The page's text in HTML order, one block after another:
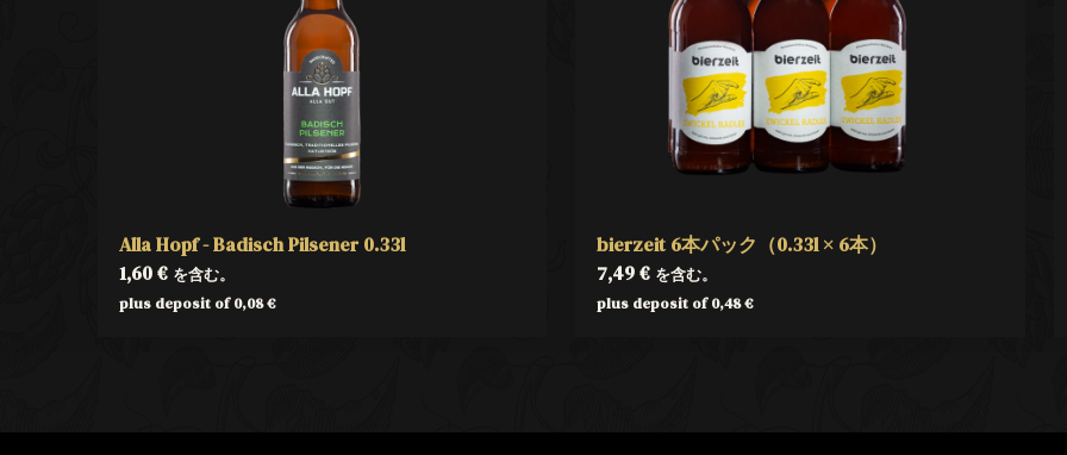
Alla Hopf - Badisch Pilsener 0.33l
1,60€ を含む。
plus deposit of0,08€
bierzeit 6本パック（0.33l × 6本）
7,49€ を含む。
plus deposit of0,48€